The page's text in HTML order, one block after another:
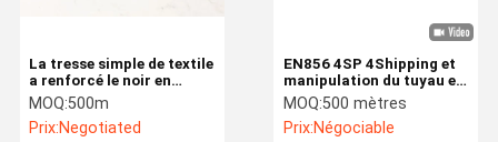
La tresse simple de textile
a renforcé le noir en
caoutchouc hydraulique
du tuyau J517 SAE 100R6
MOQ:500m
Prix:Negotiated
EN856 4SP 4Shipping et
manipulation du tuyau en
caoutchouc hydraulique
à quatre fils pour des
excavatrices
MOQ:500 mètres
Prix:Négociable